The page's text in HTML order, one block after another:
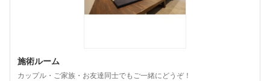
施術ルーム
カップル・ご家族・お友達同士でもご一緒にどうぞ！